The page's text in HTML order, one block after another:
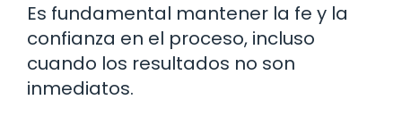
Es fundamental mantener la fe y la
confianza en el proceso, incluso
cuando los resultados no son
inmediatos.